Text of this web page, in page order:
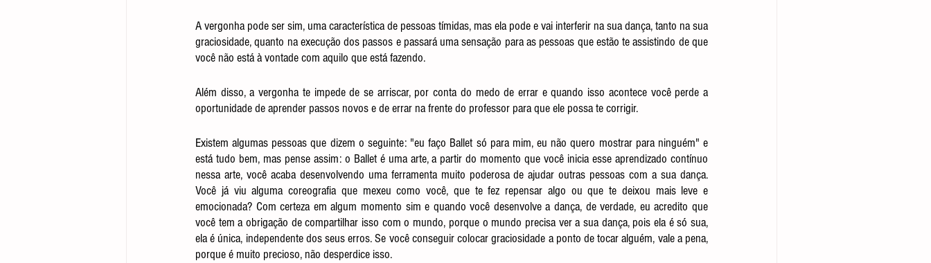
A vergonha pode ser sim, uma característica de pessoas tímidas, mas ela pode e vai interferir na sua dança, tanto na sua
graciosidade, quanto na execução dos passos e passará uma sensação para as pessoas que estão te assistindo de que
você não está à vontade com aquilo que está fazendo.
Além disso, a vergonha te impede de se arriscar, por conta do medo de errar e quando isso acontece você perde a
oportunidade de aprender passos novos e de errar na frente do professor para que ele possa te corrigir.
Existem algumas pessoas que dizem o seguinte: "eu faço Ballet só para mim, eu não quero mostrar para ninguém" e
está tudo bem, mas pense assim: o Ballet é uma arte, a partir do momento que você inicia esse aprendizado contínuo
nessa arte, você acaba desenvolvendo uma ferramenta muito poderosa de ajudar outras pessoas com a sua dança.
Você já viu alguma coreografia que mexeu como você, que te fez repensar algo ou que te deixou mais leve e
emocionada? Com certeza em algum momento sim e quando você desenvolve a dança, de verdade, eu acredito que
você tem a obrigação de compartilhar isso com o mundo, porque o mundo precisa ver a sua dança, pois ela é só sua,
ela é única, independente dos seus erros. Se você conseguir colocar graciosidade a ponto de tocar alguém, vale a pena,
porque é muito precioso, não desperdice isso.